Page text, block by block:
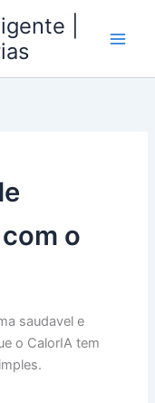
|
o
saudavel e
o CalorIA tem